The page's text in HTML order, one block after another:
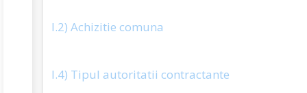
I.2) Achizitie comuna
I.4) Tipul autoritatii contractante